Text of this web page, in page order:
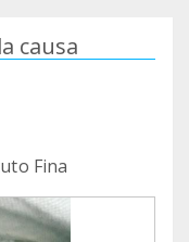
causa
Fina